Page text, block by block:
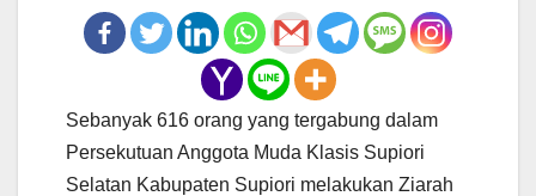
Sebanyak 616 orang yang tergabung dalam
Persekutuan Anggota Muda Klasis Supiori
Selatan Kabupaten Supiori melakukan Ziarah